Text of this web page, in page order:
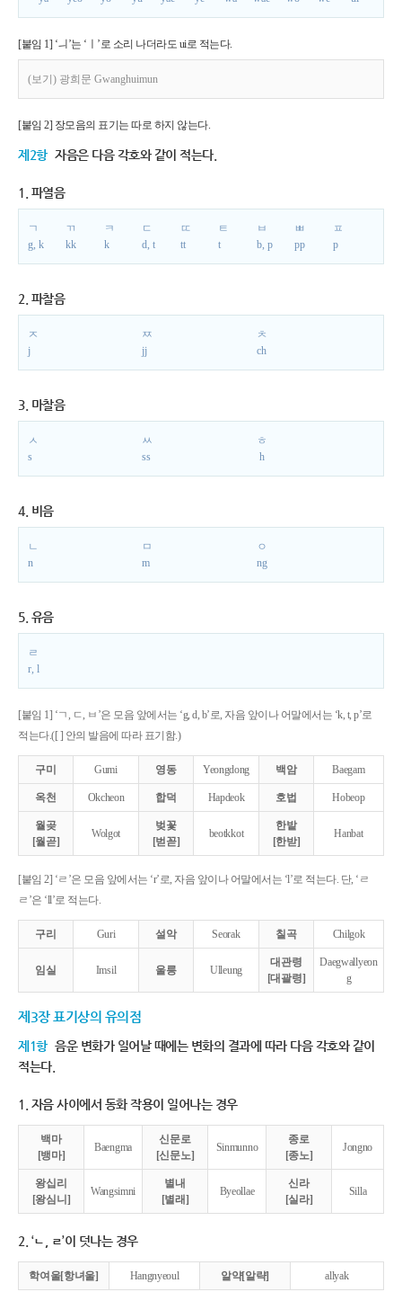
[붙임 1] ‘ㅢ’는 ‘ㅣ’로 소리 나더라도 ui로 적는다.
(보기) 광희문 Gwanghuimun
[붙임 2] 장모음의 표기는 따로 하지 않는다.
제2항 자음은 다음 각호와 같이 적는다.
1. 파열음
ㄱ
g, k
ㄲ
kk
ㅋ
k
ㄷ
d, t
ㄸ
tt
ㅌ
t
ㅂ
b, p
ㅃ
pp
ㅍ
p
2. 파찰음
ㅈ
j
ㅉ
jj
ㅊ
ch
3. 마찰음
ㅅ
s
ㅆ
ss
ㅎ
h
4. 비음
ㄴ
n
ㅁ
m
ㅇ
ng
5. 유음
ㄹ
r, l
[붙임 1] ‘ㄱ, ㄷ, ㅂ’은 모음 앞에서는 ‘g, d, b’로, 자음 앞이나 어말에서는 ‘k, t, p’로
적는다.([ ] 안의 발음에 따라 표기함.)
구미 Gumi 영동 Yeongdong 백암 Baegam
옥천 Okcheon 합덕 Hapdeok 호법 Hobeop
월곶
[월곧]
Wolgot
벚꽃
[벋꼳]
beotkkot
한밭
[한받]
Hanbat
[붙임 2] ‘ㄹ’은 모음 앞에서는 ‘r’로, 자음 앞이나 어말에서는 ‘l’로 적는다. 단, ‘ㄹ
ㄹ’은 ‘ll’로 적는다.
구리 Guri 설악 Seorak 칠곡 Chilgok
임실 Imsil 울릉 Ulleung
대관령
[대괄령]
Daegwallyeon
g
제3장 표기상의 유의점
제1항 음운 변화가 일어날 때에는 변화의 결과에 따라 다음 각호와 같이
적는다.
1. 자음 사이에서 동화 작용이 일어나는 경우
백마
[뱅마]
Baengma
신문로
[신문노]
Sinmunno
종로
[종노]
Jongno
왕십리
[왕심니]
Wangsimni
별내
[별래]
Byeollae
신라
[실라]
Silla
2. ‘ㄴ, ㄹ’이 덧나는 경우
학여울[항녀울] Hangnyeoul 알약[알략] allyak